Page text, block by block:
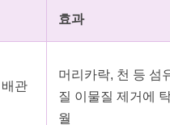
효과
관
머리카락, 천 등 섬
질 이물질 제거에
월